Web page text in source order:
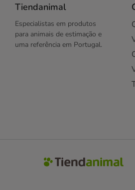
Tiendanimal
Especialistas em produtos
para animais de estimação e
uma referência em Portugal.